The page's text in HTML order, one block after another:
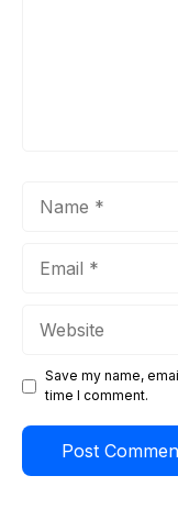
Save my name,
time I comment.